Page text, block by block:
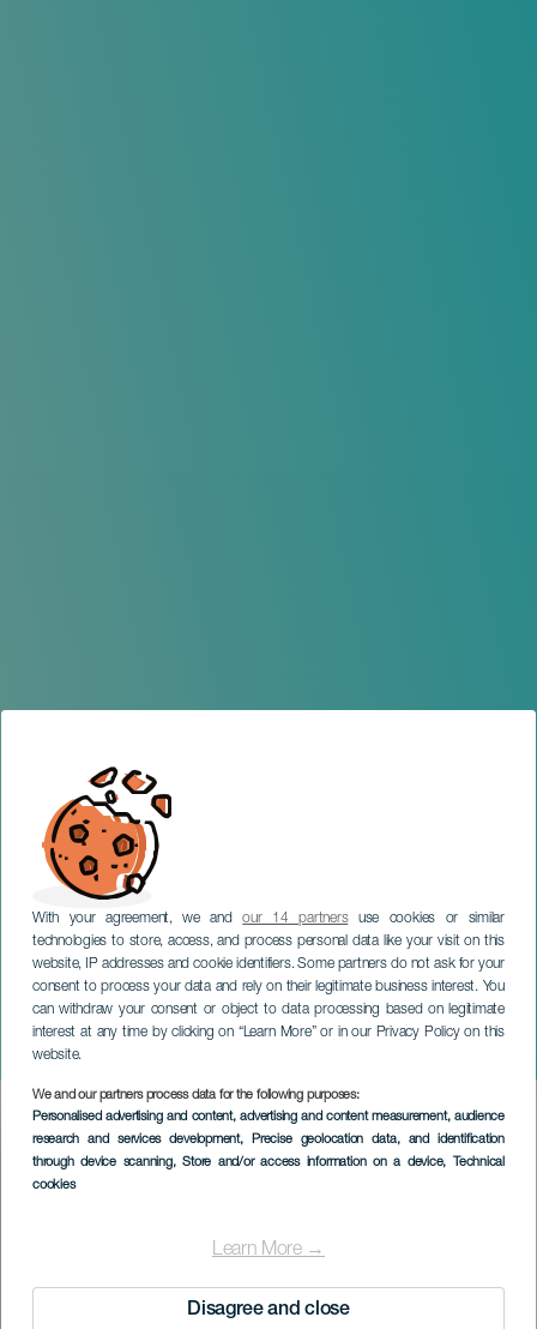
With your agreement, we andour 14 partnersuse cookies or similar
technologies to store, access, and process personal data like your visit on this
website, IP addresses and cookie identifiers. Some partners do not ask for your
consent to process your data and rely on their legitimate business interest. You
can withdraw your consent or object to data processing based on legitimate
interest at any time by clicking on “Learn More” or in our Privacy Policy on this
website.
We and our partners process data for the following purposes:
Personalised advertising and content, advertising and content measurement, audience
research and services development, Precise geolocation data, and identification
through device scanning, Store and/or access information on a device, Technical
cookies
Learn More →
Disagree and close
Gastro-Kulturfestival in
Buenos De Boca
TENERIFE
Imagen
Listado